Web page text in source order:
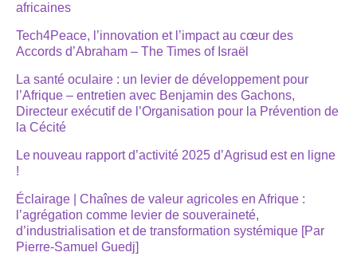
africaines
Tech4Peace, l’innovation et l’impact au cœur des
Accords d’Abraham – The Times of Israël
La santé oculaire : un levier de développement pour
l’Afrique – entretien avec Benjamin des Gachons,
Directeur exécutif de l’Organisation pour la Prévention de
la Cécité
Le nouveau rapport d’activité 2025 d’Agrisud est en ligne
!
Éclairage | Chaînes de valeur agricoles en Afrique :
l’agrégation comme levier de souveraineté,
d’industrialisation et de transformation systémique [Par
Pierre-Samuel Guedj]